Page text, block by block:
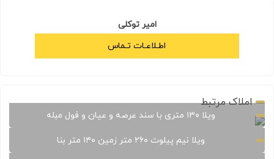
امیر توکلی
اطـلاعـات تـماس
املاک مرتبط
ویلا ۱۳۰ متری با سند عرصه و عیان و فول مبله
ویلا نیم پیلوت ۲۶۰ متر زمین ۱۴۰ متر بنا